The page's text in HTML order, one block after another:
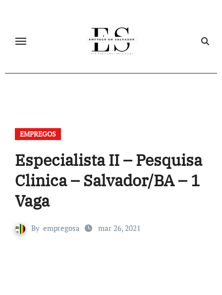
EMPREGOS
Especialista II – Pesquisa
Clinica – Salvador/BA – 1
Vaga
By empregosa mar 26, 2021